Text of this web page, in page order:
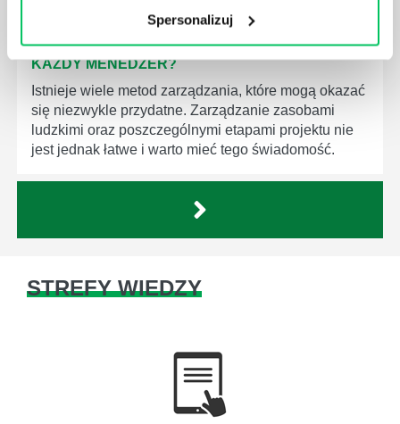
Spersonalizuj
JAKĄ METODĘ ZARZĄDZANIA POWINIEN ZNAĆ
KAŻDY MENEDŻER?
Istnieje wiele metod zarządzania, które mogą okazać
się niezwykle przydatne. Zarządzanie zasobami
ludzkimi oraz poszczególnymi etapami projektu nie
jest jednak łatwe i warto mieć tego świadomość.
STREFY WIEDZY